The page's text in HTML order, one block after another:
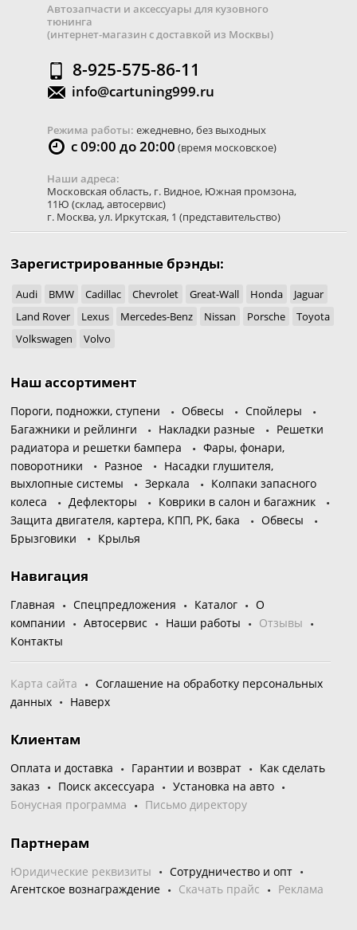
Автозапчасти и аксессуары для кузовного
тюнинга
(интернет-магазин с доставкой из Москвы)
8-925-575-86-11
info@cartuning999.ru
Режима работы: ежедневно, без выходных
с 09:00 до 20:00 (время московское)
Наши адреса:
Московская область, г. Видное, Южная промзона,
11Ю (склад, автосервис)
г. Москва,ул. Иркутская, 1 (представительство)
Зарегистрированные брэнды:
Audi BMW Cadillac Chevrolet Great-Wall Honda
Jaguar
Land Rover
Lexus Mercedes-Benz Nissan Porsche
Toyota
Volkswagen
Volvo
Наш ассортимент
Пороги, подножки, ступени Обвесы
Спойлеры
Багажники и рейлинги
Накладки разные
Решетки
радиатора и решетки бампера
Фары, фонари,
поворотники
Разное
Насадки глушителя,
выхлопные системы
Зеркала
Колпаки запасного
колеса
Дефлекторы
Коврики в салон и багажник
Защита двигателя, картера, КПП, РК, бака
Обвесы
Брызговики
Крылья
Навигация
Главная Спецпредложения Каталог
О
компании
Автосервис Наши работы
Отзывы
Контакты
Карта сайта
Соглашение на обработку персональных
данных
Наверх
Клиентам
Оплата и доставка Гарантии и возврат
Как сделать
заказ
Поиск аксессуара
Установка на авто
Бонусная программа
Письмо директору
Партнерам
Юридические реквизиты
Сотрудничество и опт
Агентское вознаграждение
Скачать прайс Реклама